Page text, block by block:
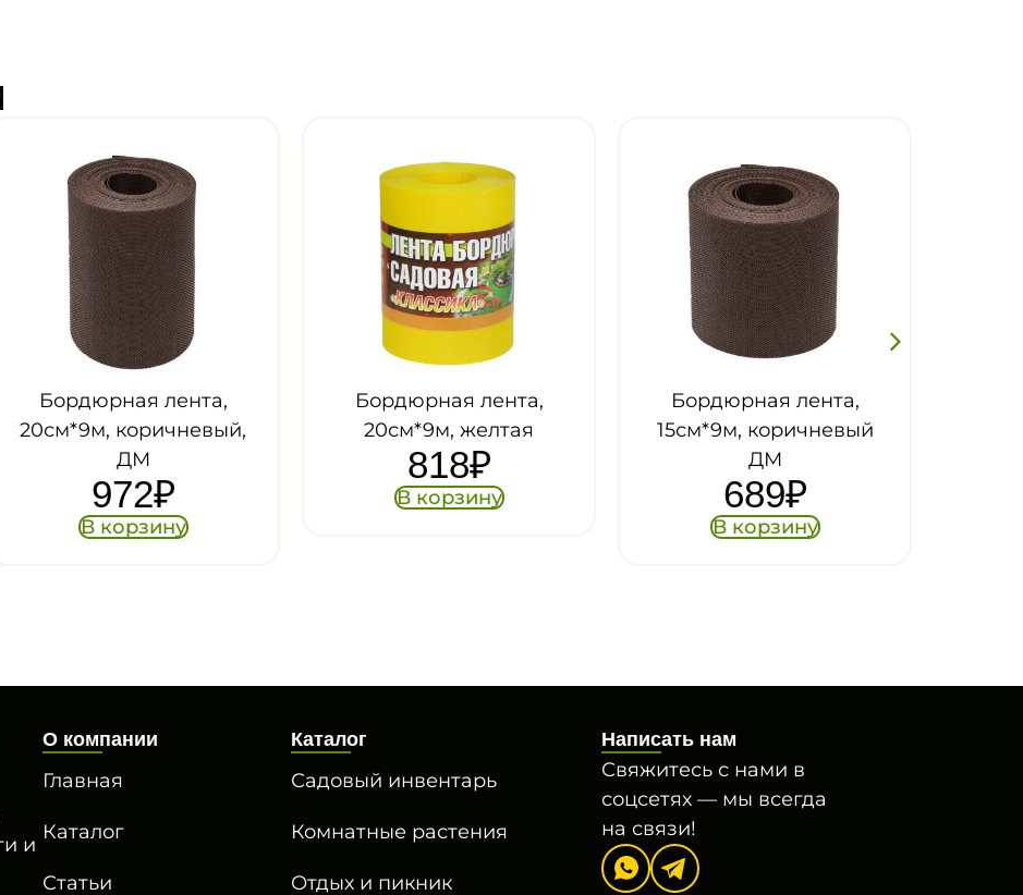
Бордюрная лента,
20см*9м, желтая
Бордюрная лента,
15см*9м, коричневый
и
О компании
Главная
Каталог
Статьи
Каталог
Садовый инвентарь
Комнатные растения
Отдых и пикник
Написать нам
Свяжитесь с нами в
соцсетях — мы всегда
на связи!